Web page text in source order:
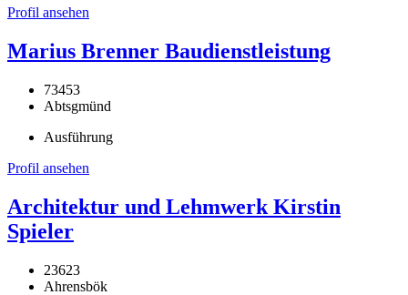
Profil ansehen
Marius Brenner Baudienstleistung
73453
Abtsgmünd
Ausführung
Profil ansehen
Architektur und Lehmwerk Kirstin
Spieler
23623
Ahrensbök